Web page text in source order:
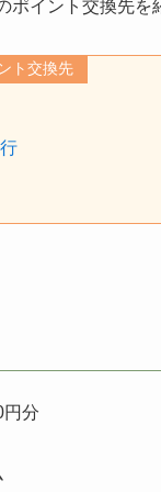
イント交換先を
ト交換先
分